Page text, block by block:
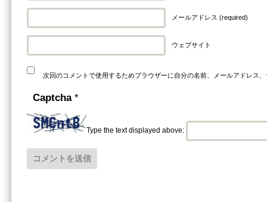
メールアドレス (required)
ウェブサイト
次回のコメントで使用するためブラウザーに自分の名前、メールアドレス
Captcha *
Type the text displayed above: